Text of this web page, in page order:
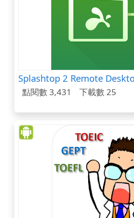
Splashtop 2 Remote
點閱數 3,431 下載數 25